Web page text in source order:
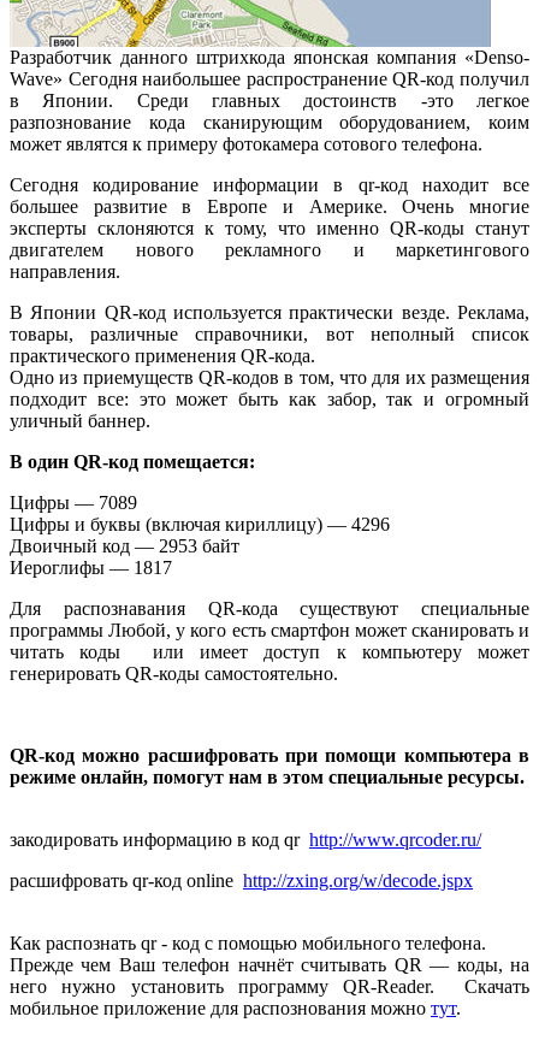
Разработчик данного штрихкода японская компания «Denso-
Wave» Сегодня наибольшее распространение QR-код получил
в Японии. Среди главных достоинств -это легкое
разпознование кода сканирующим оборудованием, коим
может являтся к примеру фотокамера сотового телефона.
Сегодня кодирование информации в qr-код находит все
большее развитие в Европе и Америке. Очень многие
эксперты склоняются к тому, что именно QR-коды станут
двигателем нового рекламного и маркетингового
направления.
В Японии QR-код используется практически везде. Реклама,
товары, различные справочники, вот неполный список
практического применения QR-кода.
Одно из приемуществ QR-кодов в том, что для их размещения
подходит все: это может быть как забор, так и огромный
уличный баннер.
В один QR-код помещается:
Цифры — 7089
Цифры и буквы (включая кириллицу) — 4296
Двоичный код — 2953 байт
Иероглифы — 1817
Для распознавания QR-кода существуют специальные
программы Любой, у кого есть смартфон может сканировать и
читать коды или имеет доступ к компьютеру может
генерировать QR-коды самостоятельно.
QR-код можно расшифровать при помощи компьютера в
режиме онлайн, помогут нам в этом специальные ресурсы.
закодировать информацию в код qr http://www.qrcoder.ru/
расшифровать qr-код online http://zxing.org/w/decode.jspx
Как распознать qr - код с помощью мобильного телефона.
Прежде чем Ваш телефон начнёт считывать QR — коды, на
него нужно установить программу QR-Reader. Скачать
мобильное приложение для распознования можно тут.